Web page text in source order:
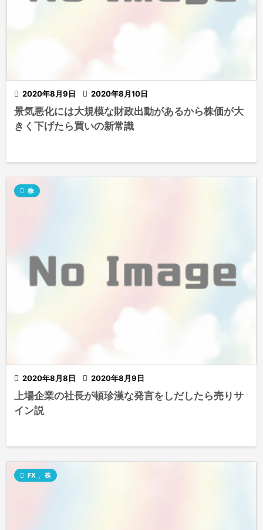
 2020年8月9日  2020年8月10日
景気悪化には大規模な財政出動があるから株価が大
きく下げたら買いの新常識
 2020年8月8日  2020年8月9日
 株
上場企業の社長が頓珍漢な発言をしだしたら売りサ
イン説
 FX , 株